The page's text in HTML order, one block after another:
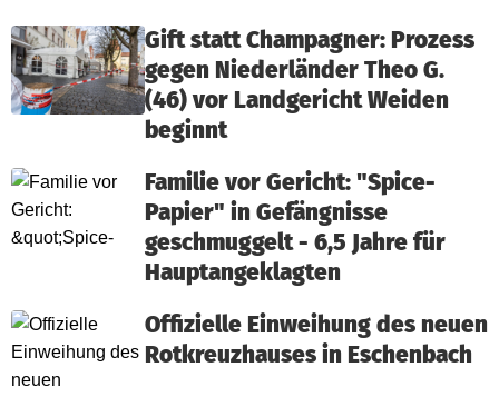
Gift statt Champagner: Prozess
gegen Niederländer Theo G.
(46) vor Landgericht Weiden
beginnt
Familie vor Gericht: "Spice-
Papier" in Gefängnisse
geschmuggelt - 6,5 Jahre für
Hauptangeklagten
Offizielle Einweihung des neuen
Rotkreuzhauses in Eschenbach